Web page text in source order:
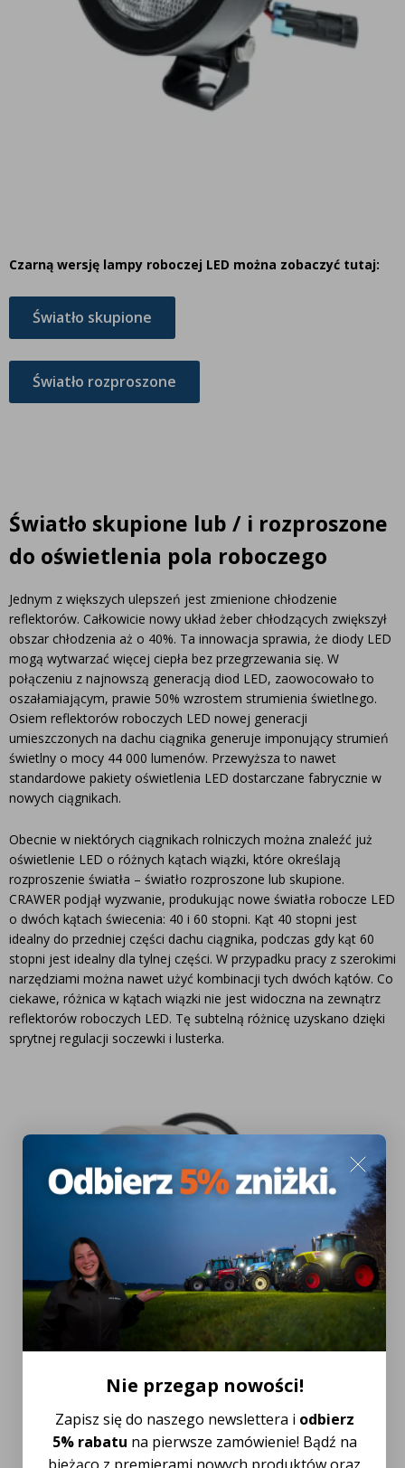
Czarną wersję lampy roboczej LED można zobaczyć tutaj:
Światło skupione
Światło rozproszone
Światło skupione lub / i rozproszone
do oświetlenia pola roboczego
Jednym z większych ulepszeń jest zmienione chłodzenie
reflektorów. Całkowicie nowy układ żeber chłodzących zwiększył
obszar chłodzenia aż o 40%. Ta innowacja sprawia, że diody LED
mogą wytwarzać więcej ciepła bez przegrzewania się. W
połączeniu z najnowszą generacją diod LED, zaowocowało to
oszałamiającym, prawie 50% wzrostem strumienia świetlnego.
Osiem reflektorów roboczych LED nowej generacji
umieszczonych na dachu ciągnika generuje imponujący strumień
świetlny o mocy 44 000 lumenów. Przewyższa to nawet
standardowe pakiety oświetlenia LED dostarczane fabrycznie w
nowych ciągnikach.
Obecnie w niektórych ciągnikach rolniczych można znaleźć już
oświetlenie LED o różnych kątach wiązki, które określają
rozproszenie światła – światło rozproszone lub skupione.
CRAWER podjął wyzwanie, produkując nowe światła robocze LED
o dwóch kątach świecenia: 40 i 60 stopni. Kąt 40 stopni jest
idealny do przedniej części dachu ciągnika, podczas gdy kąt 60
stopni jest idealny dla tylnej części. W przypadku pracy z szerokimi
narzędziami można nawet użyć kombinacji tych dwóch kątów. Co
ciekawe, różnica w kątach wiązki nie jest widoczna na zewnątrz
reflektorów roboczych LED. Tę subtelną różnicę uzyskano dzięki
sprytnej regulacji soczewki i lusterka.
Nie przegap nowości!
Zapisz się do naszego newslettera i odbierz
5% rabatu na pierwsze zamówienie! Bądź na
bieżąco z premierami nowych produktów oraz